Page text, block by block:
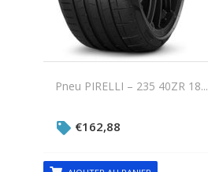
Pneu PIRELLI – 235 40ZR 18...
€162,88